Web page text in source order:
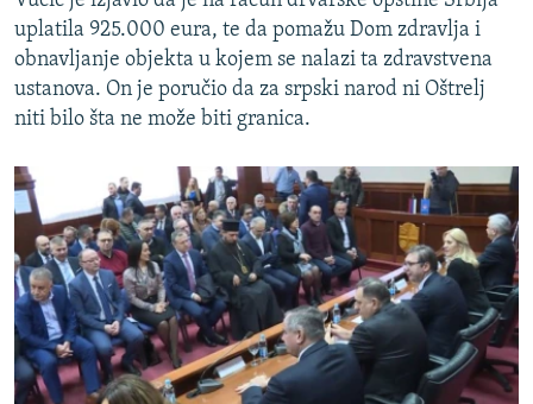
uplatila 925.000 eura, te da pomažu Dom zdravlja i
obnavljanje objekta u kojem se nalazi ta zdravstvena
ustanova. On je poručio da za srpski narod ni Oštrelj
niti bilo šta ne može biti granica.